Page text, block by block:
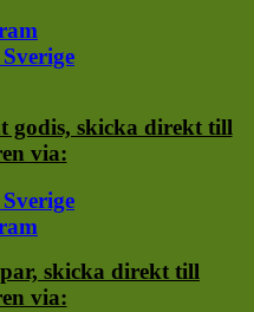
godis, skicka direkt till
via:
skicka direkt till
via: